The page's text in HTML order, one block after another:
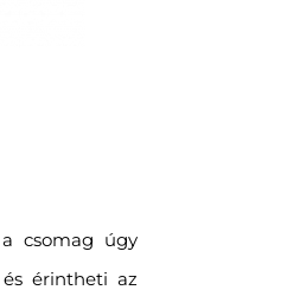
csomag úgy
érintheti az